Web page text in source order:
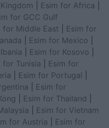
Esim for Africa
for GCC Gulf
for Middle East
Esim for
Esim for Mexico
Esim for Kosovo
for Tunisia
Esim for
Esim for Portugal
Esim for
Esim for Thailand
Esim for Vietnam
for Austria
Esim for